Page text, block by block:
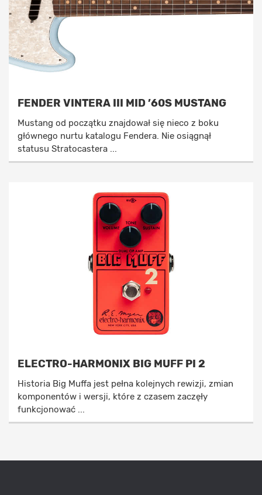
FENDER VINTERA III MID ’60S MUSTANG
Mustang od początku znajdował się nieco z boku
głównego nurtu katalogu Fendera. Nie osiągnął
statusu Stratocastera ...
ELECTRO-HARMONIX BIG MUFF PI 2
Historia Big Muffa jest pełna kolejnych rewizji, zmian
komponentów i wersji, które z czasem zaczęły
funkcjonować ...